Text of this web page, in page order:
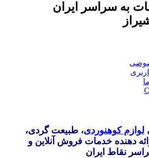
به سراسر ایران
لوازم کوهنوردی، طبیعت گردی،
دهنده خدمات فروش آنلاین و
نقاط ایران